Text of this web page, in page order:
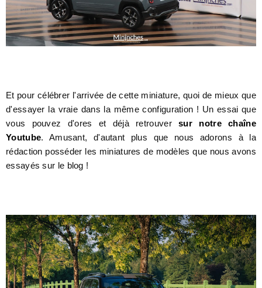
Et pour célébrer l'arrivée de cette miniature, quoi de mieux que
d'essayer la vraie dans la même configuration ! Un essai que
vous pouvez d'ores et déjà retrouversur notre chaîne
Youtube. Amusant, d'autant plus que nous adorons à la
rédaction posséder les miniatures de modèles que nous avons
essayés sur le blog !